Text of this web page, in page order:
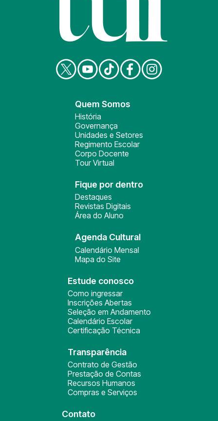
Quem Somos
História
Governança
Unidades e Setores
Regimento Escolar
Corpo Docente
Tour Virtual
Fique por dentro
Destaques
Revistas Digitais
Área do Aluno
Agenda Cultural
Calendário Mensal
Mapa do Site
Estude conosco
Como ingressar
Inscrições Abertas
Seleção em Andamento
Calendário Escolar
Certificação Técnica
Transparência
Contrato de Gestão
Prestação de Contas
Recursos Humanos
Compras e Serviços
Contato